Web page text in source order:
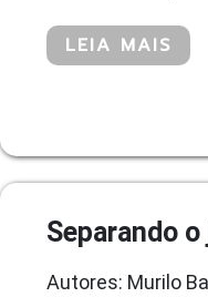
LEIA MAIS
Separando
Autores: Murilo